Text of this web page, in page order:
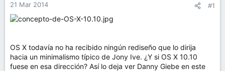
d
e
l
m
a
c
21 Mar 2014 #1
OS X todavía no ha recibido ningún rediseño que lo dirija
hacia un minimalismo típico de Jony Ive. ¿Y si OS X 10.10
fuese en esa dirección? Así lo deja ver Danny Giebe en este